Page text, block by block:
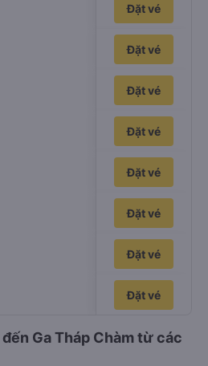
6h57pĐặt vé
6h35p
Đặt vé
6h12pĐặt vé
8h34p
Đặt vé
7h19pĐặt vé
7h6pĐặt vé
8h40p
Đặt vé
6h38pĐặt vé
Đặt vé
Ga Tháp Chàm từ các